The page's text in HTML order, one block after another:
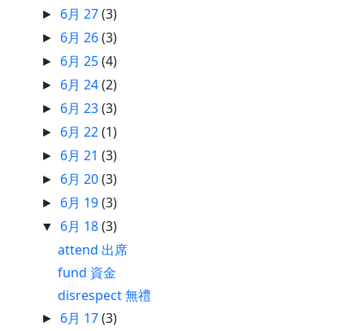
► 6月 27(3)
► 6月 26(3)
► 6月 25(4)
► 6月 24(2)
► 6月 23(3)
► 6月 22(1)
► 6月 21(3)
► 6月 20(3)
► 6月 19(3)
▼ 6月 18(3)
attend 出席
fund 資金
disrespect 無禮
► 6月 17(3)